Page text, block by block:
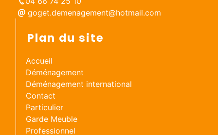
goget.demenagement@hotmail.com
Plan du site
Accueil
Déménagement
Déménagement international
Contact
Particulier
Garde Meuble
Professionnel